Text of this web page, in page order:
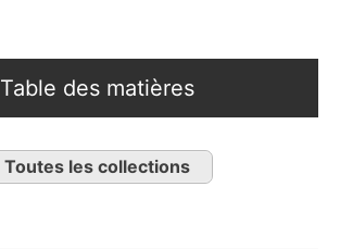
Table des matières
Toutes les collections